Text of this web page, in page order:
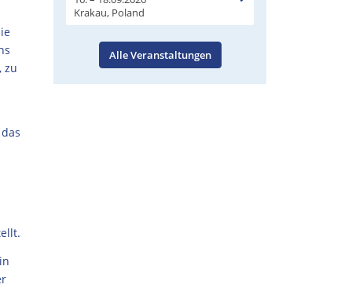
zu
Krakau, Poland
Alle Veranstaltungen